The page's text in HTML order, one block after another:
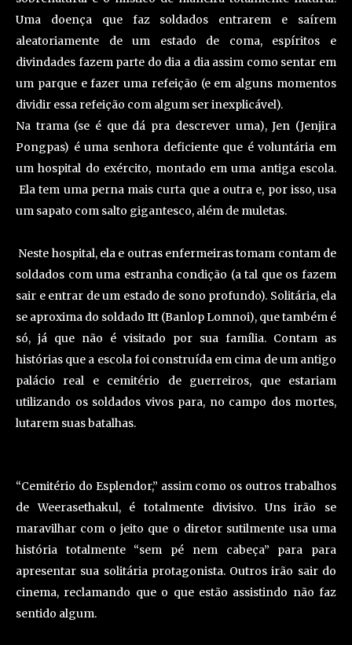
Uma doença que faz soldados entrarem e saírem
aleatoriamente de um estado de coma, espíritos e
divindades fazem parte do dia a dia assim como sentar em
um parque e fazer uma refeição (e em alguns momentos
dividir essa refeição com algum ser inexplicável).
Na trama (se é que dá pra descrever uma), Jen (Jenjira
Pongpas) é uma senhora deficiente que é voluntária em
um hospital do exército, montado em uma antiga escola.
Ela tem uma perna mais curta que a outra e, por isso, usa
um sapato com salto gigantesco, além de muletas.
Neste hospital, ela e outras enfermeiras tomam contam de
soldados com uma estranha condição (a tal que os fazem
sair e entrar de um estado de sono profundo). Solitária, ela
se aproxima do soldado Itt (Banlop Lomnoi), que também é
só, já que não é visitado por sua família. Contam as
histórias que a escola foi construída em cima de um antigo
palácio real e cemitério de guerreiros, que estariam
utilizando os soldados vivos para, no campo dos mortes,
lutarem suas batalhas.
“Cemitério do Esplendor,” assim como os outros trabalhos
de Weerasethakul, é totalmente divisivo. Uns irão se
maravilhar com o jeito que o diretor sutilmente usa uma
história totalmente “sem pé nem cabeça” para para
apresentar sua solitária protagonista. Outros irão sair do
cinema, reclamando que o que estão assistindo não faz
sentido algum.